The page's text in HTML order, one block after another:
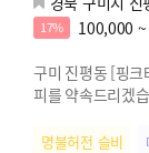
17% 100,000 ~
구미 진평동 [핑
피를 약속드리겠
명불허전 슬비